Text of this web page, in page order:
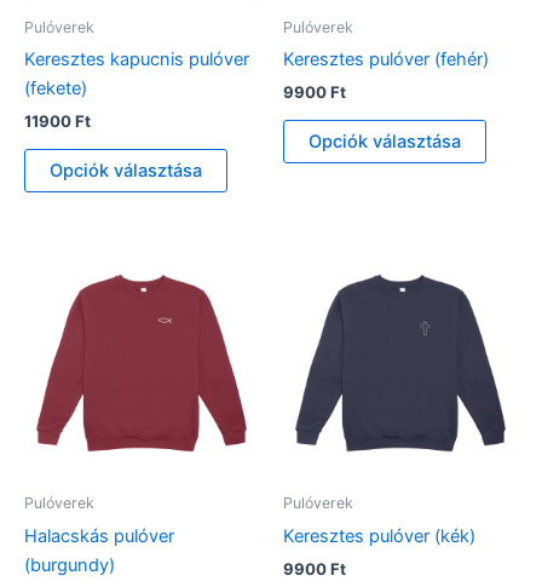
Pulóverek
Keresztes kapucnis pulóver
(fekete)
11900Ft
Opciók választása
Ennek
változatok
a
termékoldalon
választhatók
Pulóverek
Keresztes pulóver (fehér)
9900Ft
Opciók választása
Ennek
a
ki
Pulóverek
Halacskás pulóver
(burgundy)
Pulóverek
Keresztes pulóver (kék)
9900Ft